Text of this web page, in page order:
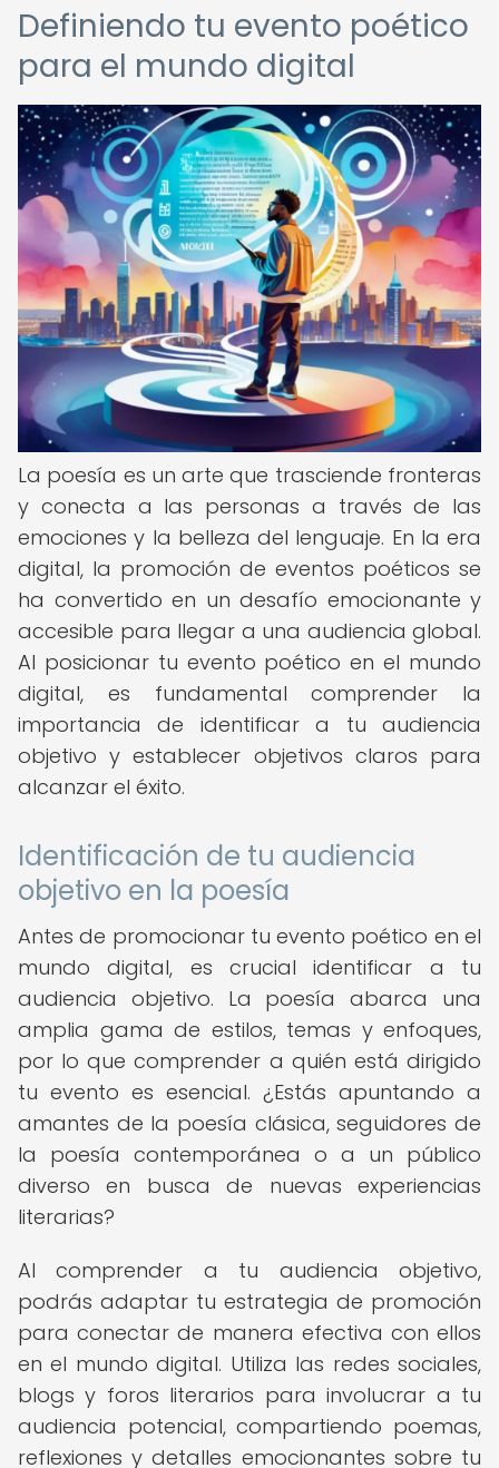
Definiendo tu evento poético
para el mundo digital
La poesía es un arte que trasciende fronteras
y conecta a las personas a través de las
emociones y la belleza del lenguaje. En la era
digital, la promoción de eventos poéticos se
ha convertido en un desafío emocionante y
accesible para llegar a una audiencia global.
Al posicionar tu evento poético en el mundo
digital, es fundamental comprender la
importancia de identificar a tu audiencia
objetivo y establecer objetivos claros para
alcanzar el éxito.
Identificación de tu audiencia
objetivo en la poesía
Antes de promocionar tu evento poético en el
mundo digital, es crucial identificar a tu
audiencia objetivo. La poesía abarca una
amplia gama de estilos, temas y enfoques,
por lo que comprender a quién está dirigido
tu evento es esencial. ¿Estás apuntando a
amantes de la poesía clásica, seguidores de
la poesía contemporánea o a un público
diverso en busca de nuevas experiencias
literarias?
Al comprender a tu audiencia objetivo,
podrás adaptar tu estrategia de promoción
para conectar de manera efectiva con ellos
en el mundo digital. Utiliza las redes sociales,
blogs y foros literarios para involucrar a tu
audiencia potencial, compartiendo poemas,
reflexiones y detalles emocionantes sobre tu